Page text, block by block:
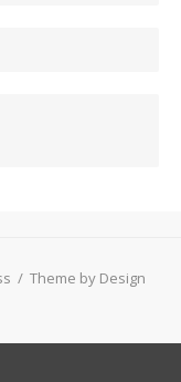
/ Theme by Design